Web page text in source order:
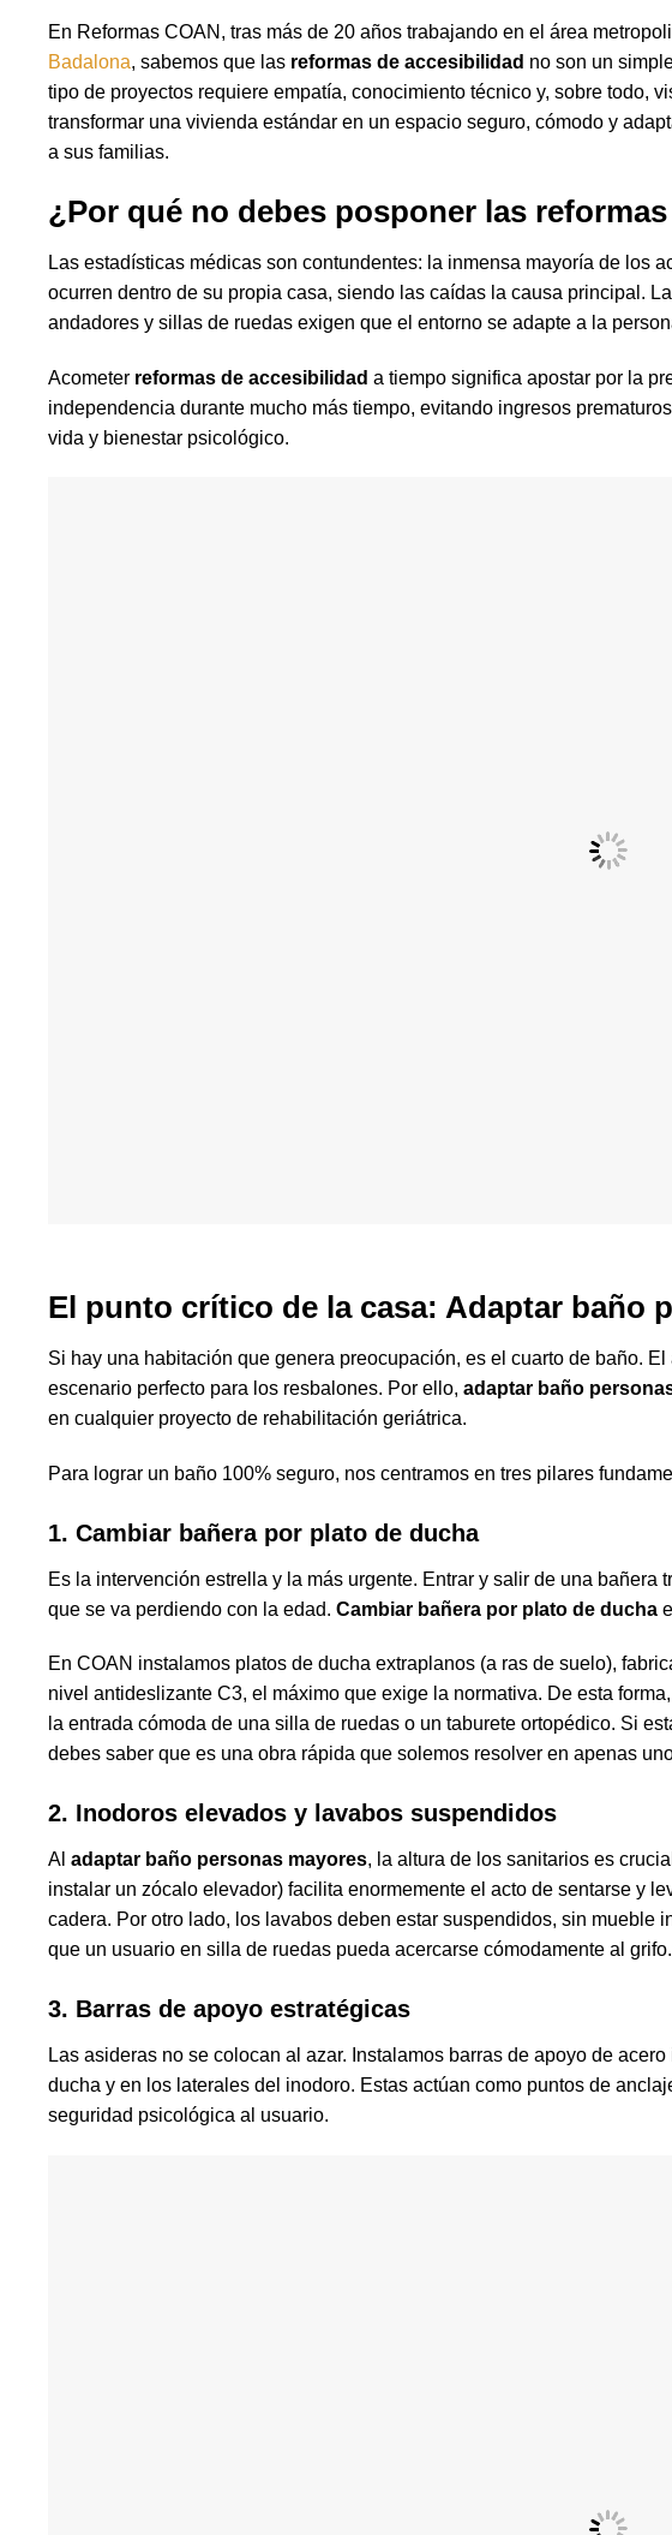
En Reformas COAN, tras más de 20 años trabajando en el área
Badalona, sabemos que las reformas de accesibilidad no son un
tipo de proyectos requiere empatía, conocimiento técnico y, sobre todo,
transformar una vivienda estándar en un espacio seguro, cómodo y
a sus familias.
¿Por qué no debes posponer las
Las estadísticas médicas son contundentes: la inmensa mayoría de los
ocurren dentro de su propia casa, siendo las caídas la causa principal.
andadores y sillas de ruedas exigen que el entorno se adapte a la
Acometer reformas de accesibilidad a tiempo significa apostar por la
independencia durante mucho más tiempo, evitando ingresos
vida y bienestar psicológico.
El punto crítico de la casa: Adaptar baño
Si hay una habitación que genera preocupación, es el cuarto de baño.
escenario perfecto para los resbalones. Por ello, adaptar baño
en cualquier proyecto de rehabilitación geriátrica.
Para lograr un baño 100% seguro, nos centramos en tres pilares
1. Cambiar bañera por plato de ducha
Es la intervención estrella y la más urgente. Entrar y salir de una
que se va perdiendo con la edad. Cambiar bañera por plato de ducha
En COAN instalamos platos de ducha extraplanos (a ras de suelo),
nivel antideslizante C3, el máximo que exige la normativa. De esta
la entrada cómoda de una silla de ruedas o un taburete ortopédico. Si
debes saber que es una obra rápida que solemos resolver en apenas
2. Inodoros elevados y lavabos suspendidos
Al adaptar baño personas mayores, la altura de los sanitarios es
instalar un zócalo elevador) facilita enormemente el acto de sentarse y
cadera. Por otro lado, los lavabos deben estar suspendidos, sin mueble
que un usuario en silla de ruedas pueda acercarse cómodamente al grifo.
3. Barras de apoyo estratégicas
Las asideras no se colocan al azar. Instalamos barras de apoyo de
ducha y en los laterales del inodoro. Estas actúan como puntos de
seguridad psicológica al usuario.